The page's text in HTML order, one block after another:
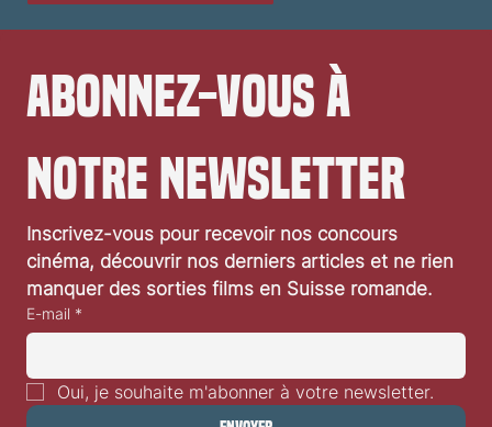
Abonnez-vous à
notre newsletter
Inscrivez-vous pour recevoir nos concours
cinéma, découvrir nos derniers articles et ne rien
manquer des sorties films en Suisse romande.
E-mail *
Oui, je souhaite m'abonner à votre newsletter.